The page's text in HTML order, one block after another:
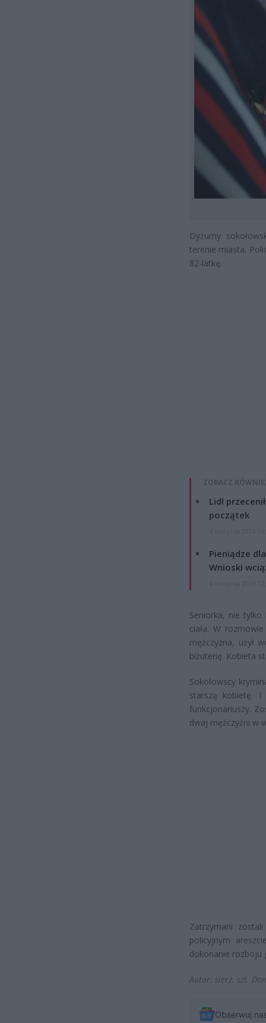
Dyżurny
terenie miasta.
82-latkę.
ZOBACZ
Lidl
początek
Pieniądze
Wnioski
Seniorka, nie tylko
ciała. W
mężczyzna, użył
biżuterię. Kobieta
Sokołowscy
starszą kobietę.
funkcjonariuszy.
dwaj mężczyźni w
Zatrzymani
policyjnym
dokonanie rozboju
Autor: sierż. szt.
Obserwuj